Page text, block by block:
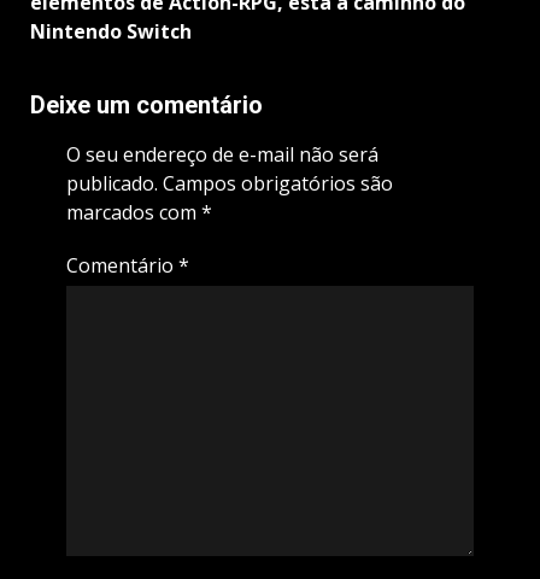
Nintendo Switch
Deixe um comentário
O seu endereço de e-mail não será
publicado. Campos obrigatórios são
marcados com *
Comentário *